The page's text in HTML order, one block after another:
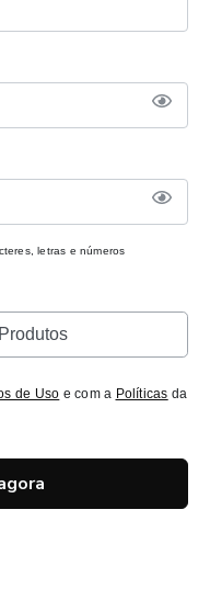
letras e números
de Uso e com a Políticas da